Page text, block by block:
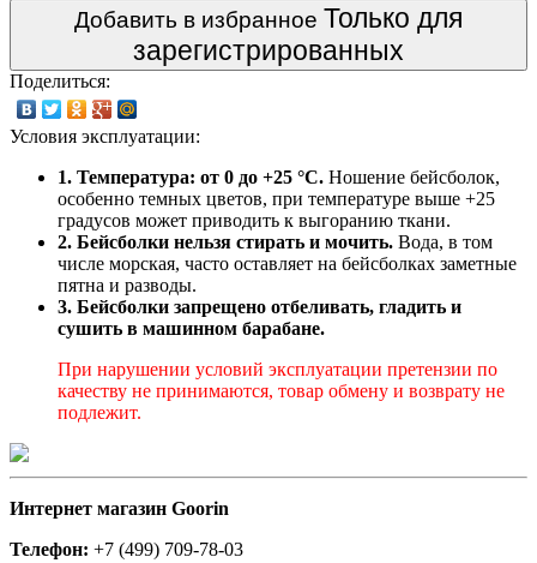
Добавить в избранное Только для
зарегистрированных
Поделиться:
Условия эксплуатации:
1. Температура: от 0 до +25 °C. Ношение бейсболок,
особенно темных цветов, при температуре выше +25
градусов может приводить к выгоранию ткани.
2. Бейсболки нельзя стирать и мочить. Вода, в том
числе морская, часто оставляет на бейсболках заметные
пятна и разводы.
3. Бейсболки запрещено отбеливать, гладить и
сушить в машинном барабане.
При нарушении условий эксплуатации претензии по
качеству не принимаются, товар обмену и возврату не
подлежит.
Интернет магазин Goorin
Телефон: +7 (499) 709-78-03